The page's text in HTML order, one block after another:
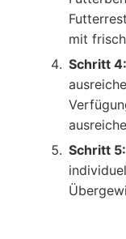
mit
Schritt 4:
Schritt 5: